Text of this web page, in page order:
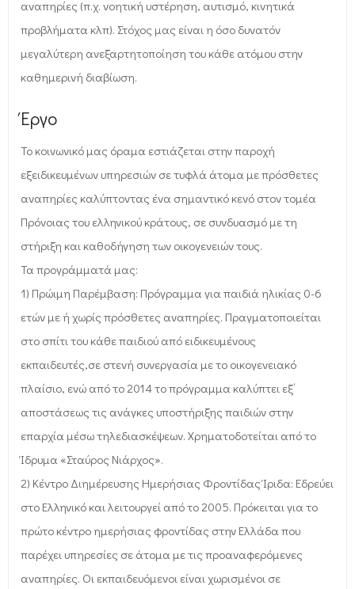
αναπηρίες (π.χ. νοητική υστέρηση, αυτισμό, κινητικά
προβλήματα κλπ). Στόχος μας είναι η όσο δυνατόν
μεγαλύτερη ανεξαρτητοποίηση του κάθε ατόμου στην
καθημερινή διαβίωση.
Έργο
Το κοινωνικό μας όραμα εστιάζεται στην παροχή
εξειδικευμένων υπηρεσιών σε τυφλά άτομα με πρόσθετες
αναπηρίες καλύπτοντας ένα σημαντικό κενό στον τομέα
Πρόνοιας του ελληνικού κράτους, σε συνδυασμό με τη
στήριξη και καθοδήγηση των οικογενειών τους.
Τα προγράμματά μας:
1) Πρώιμη Παρέμβαση: Πρόγραμμα για παιδιά ηλικίας 0-6
ετών με ή χωρίς πρόσθετες αναπηρίες. Πραγματοποιείται
στο σπίτι του κάθε παιδιού από ειδικευμένους
εκπαιδευτές,σε στενή συνεργασία με το οικογενειακό
πλαίσιο, ενώ από το 2014 το πρόγραμμα καλύπτει εξ’
αποστάσεως τις ανάγκες υποστήριξης παιδιών στην
επαρχία μέσω τηλεδιασκέψεων. Χρηματοδοτείται από το
Ίδρυμα «Σταύρος Νιάρχος».
2) Κέντρο Διημέρευσης Ημερήσιας Φροντίδας Ίριδα: Εδρεύει
στο Ελληνικό και λειτουργεί από το 2005. Πρόκειται για το
πρώτο κέντρο ημερήσιας φροντίδας στην Ελλάδα που
παρέχει υπηρεσίες σε άτομα με τις προαναφερόμενες
αναπηρίες. Οι εκπαιδευόμενοι είναι χωρισμένοι σε